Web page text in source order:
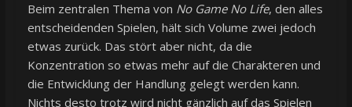
Beim zentralen Thema von No Game No Life, den alles
entscheidenden Spielen, hält sich Volume zwei jedoch
etwas zurück. Das stört aber nicht, da die
Konzentration so etwas mehr auf die Charakteren und
die Entwicklung der Handlung gelegt werden kann.
Nichts desto trotz wird nicht gänzlich auf das Spielen